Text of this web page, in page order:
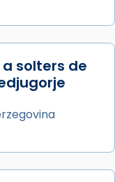
Barcelona.
cardenal Joan
i l’ha
Barcelona,
solters de